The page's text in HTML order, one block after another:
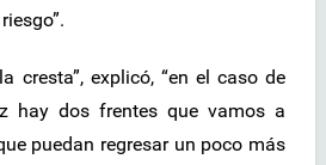
cresta”, explicó, “en el caso de
hay dos frentes que vamos a
puedan regresar un poco más